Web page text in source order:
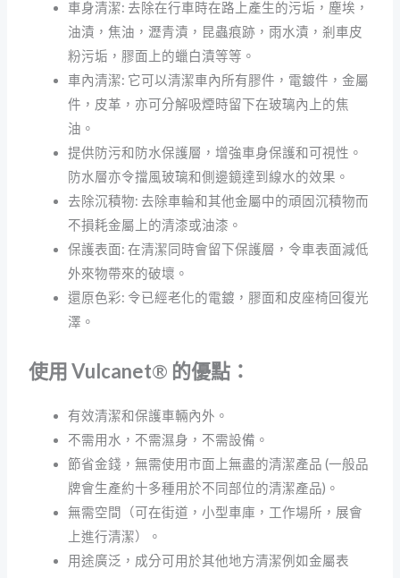
車身清潔: 去除在行車時在路上產生的污垢，塵埃，
油漬，焦油，瀝青漬，昆蟲痕跡，雨水漬，剎車皮
粉污垢，膠面上的蠟白漬等等。
車內清潔: 它可以清潔車內所有膠件，電鍍件，金屬
件，皮革，亦可分解吸煙時留下在玻璃內上的焦
油。
提供防污和防水保護層，增強車身保護和可視性。
防水層亦令擋風玻璃和側邊鏡達到線水的效果。
去除沉積物: 去除車輪和其他金屬中的頑固沉積物而
不損耗金屬上的清漆或油漆。
保護表面: 在清潔同時會留下保護層，令車表面減低
外來物帶來的破壞。
還原色彩: 令已經老化的電鍍，膠面和皮座椅回復光
澤。
使用 Vulcanet® 的優點：
有效清潔和保護車輛內外。
不需用水，不需濕身，不需設備。
節省金錢，無需使用市面上無盡的清潔產品 (一般品
牌會生產約十多種用於不同部位的清潔產品)。
無需空間（可在街道，小型車庫，工作場所，展會
上進行清潔）。
用途廣泛，成分可用於其他地方清潔例如金屬表